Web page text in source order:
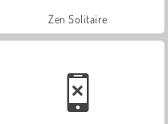
Zen Solitaire